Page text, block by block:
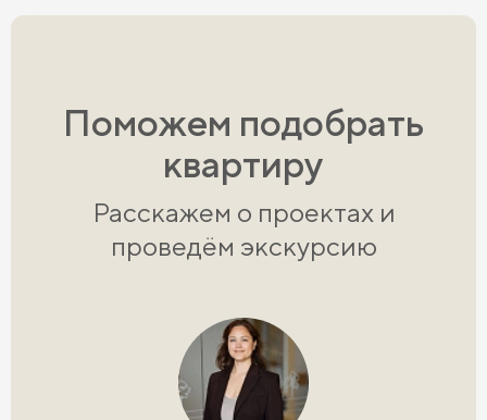
Поможем подобрать
квартиру
Расскажем о проектах и
проведём экскурсию